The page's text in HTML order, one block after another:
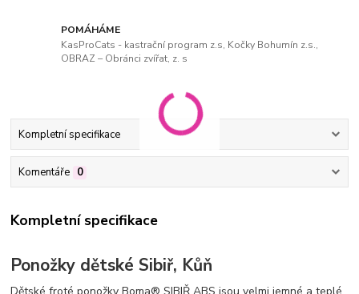
POMÁHÁME
KasProCats - kastrační program z.s, Kočky Bohumín z.s.,
OBRAZ – Obránci zvířat, z. s
Kompletní specifikace
Komentáře 0
Kompletní specifikace
Ponožky dětské Sibiř, Kůň